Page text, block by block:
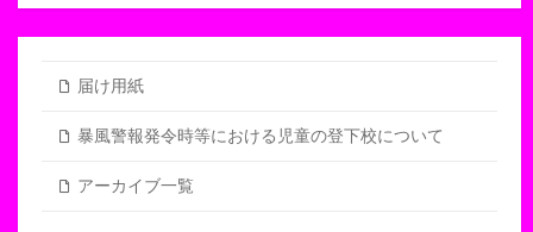
届け用紙
暴風警報発令時等における児童の登下校について
アーカイブ一覧